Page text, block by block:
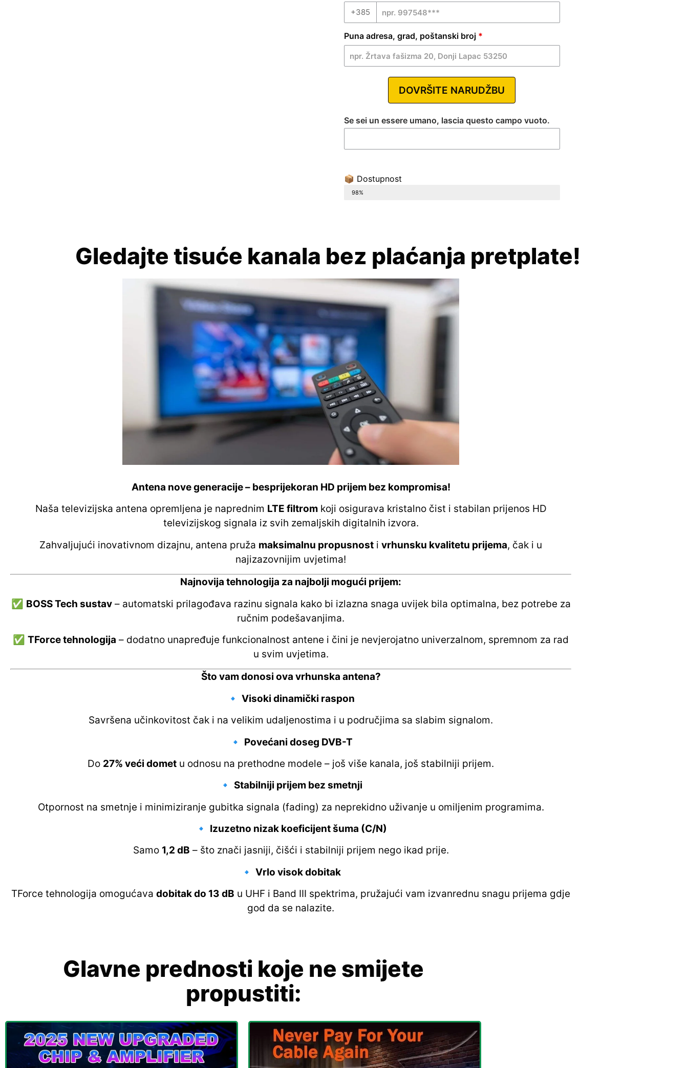
+385
Puna adresa, grad, poštanski broj *
DOVRŠITE NARUDŽBU
Se sei un essere umano, lascia questo campo vuoto.
📦 Dostupnost
📦 POSLJEDNJA 4 KOMADA NA SKLADIŠTU!
98%
Gledajte tisuće kanala bez plaćanja pretplate!
Antena nove generacije – besprijekoran HD prijem bez kompromisa!
Naša televizijska antena opremljena je naprednim LTE filtromkoji osigurava kristalno čist i stabilan prijenos HD
televizijskog signala iz svih zemaljskih digitalnih izvora.
Zahvaljujući inovativnom dizajnu, antena pruža maksimalnu propusnost i vrhunsku kvalitetu prijema, čak i u
najizazovnijim uvjetima!
Najnovija tehnologija za najbolji mogući prijem:
✅ BOSS Tech sustav– automatski prilagođava razinu signala kako bi izlazna snaga uvijek bila optimalna, bez potrebe za
ručnim podešavanjima.
✅ TForce tehnologija – dodatno unapređuje funkcionalnost antene i čini je nevjerojatno univerzalnom, spremnom za rad
u svim uvjetima.
Što vam donosi ova vrhunska antena?
🔹 Visoki dinamički raspon
Savršena učinkovitost čak i na velikim udaljenostima i u područjima sa slabim signalom.
🔹 Povećani doseg DVB-T
Do 27% veći domet u odnosu na prethodne modele – još više kanala, još stabilniji prijem.
🔹 Stabilniji prijem bez smetnji
Otpornost na smetnje i minimiziranje gubitka signala (fading) za neprekidno uživanje u omiljenim programima.
🔹 Izuzetno nizak koeficijent šuma (C/N)
Samo 1,2 dB – što znači jasniji, čišći i stabilniji prijem nego ikad prije.
🔹 Vrlo visok dobitak
TForce tehnologija omogućava dobitak do 13 dB u UHF i Band III spektrima, pružajući vam izvanrednu snagu prijema gdje
god da se nalazite.
Glavne prednosti koje ne smijete
propustiti: